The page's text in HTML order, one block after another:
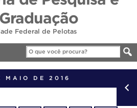
Acesso à informação
Legislação
Canais
Federal de Pelotas
MAIO DE 2016